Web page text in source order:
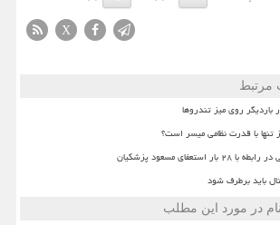
X
مرتبط
روی میز تندروها
تنها با قدرت نظامی میسر است؟
مسعود پزشکیان
باید برطرف شود
در مورد این مطلب